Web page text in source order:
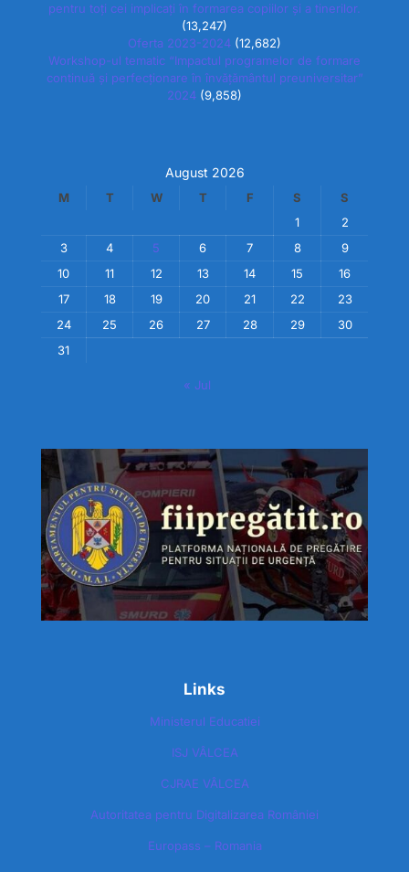
pentru toți cei implicați în formarea copiilor și a tinerilor.
(13,247)
Oferta 2023-2024 (12,682)
Workshop-ul tematic “Impactul programelor de formare
continuă și perfecționare în învățământul preuniversitar”
2024 (9,858)
August 2026
M T W T F S
S
1
2
3
4 5 6 7 8
9
10
11 12 13 14 15
16
17
18 19 20 21 22
23
24
25 26 27 28 29
30
31
« Jul
Links
Ministerul Educatiei
ISJ VÂLCEA
CJRAE VÂLCEA
Autoritatea pentru Digitalizarea României​
Europass – Romania